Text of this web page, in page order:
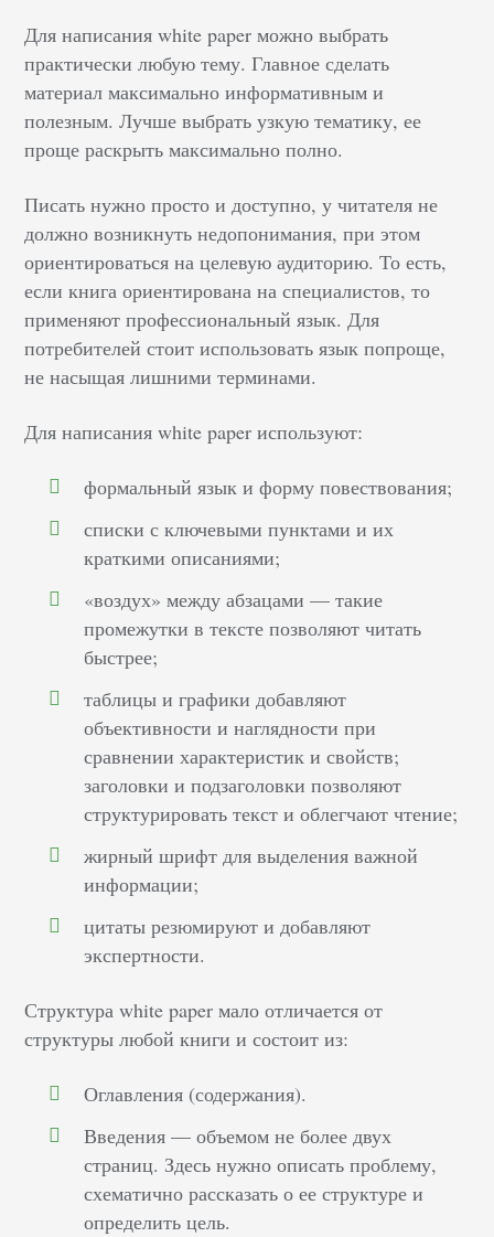
Для написания white paper можно выбрать
практически любую тему. Главное сделать
материал максимально информативным и
полезным. Лучше выбрать узкую тематику, ее
проще раскрыть максимально полно.
Писать нужно просто и доступно, у читателя не
должно возникнуть недопонимания, при этом
ориентироваться на целевую аудиторию. То есть,
если книга ориентирована на специалистов, то
применяют профессиональный язык. Для
потребителей стоит использовать язык попроще,
не насыщая лишними терминами.
Для написания white paper используют:
формальный язык и форму повествования;
списки с ключевыми пунктами и их
краткими описаниями;
«воздух» между абзацами — такие
промежутки в тексте позволяют читать
быстрее;
таблицы и графики добавляют
объективности и наглядности при
сравнении характеристик и свойств;
заголовки и подзаголовки позволяют
структурировать текст и облегчают чтение;
жирный шрифт для выделения важной
информации;
цитаты резюмируют и добавляют
экспертности.
Структура white paper мало отличается от
структуры любой книги и состоит из:
Оглавления (содержания).
Введения — объемом не более двух
страниц. Здесь нужно описать проблему,
схематично рассказать о ее структуре и
определить цель.